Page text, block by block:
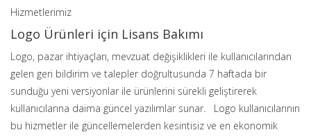
Hizmetlerimiz
Logo Ürünleri için Lisans Bakımı
Logo, pazar ihtiyaçları, mevzuat değişiklikleri ile kullanıcılarından
gelen geri bildirim ve talepler doğrultusunda 7 haftada bir
sunduğu yeni versiyonlar ile ürünlerini sürekli geliştirerek
kullanıcılarına daima güncel yazılımlar sunar. Logo kullanıcılarının
bu hizmetler ile güncellemelerden kesintisiz ve en ekonomik